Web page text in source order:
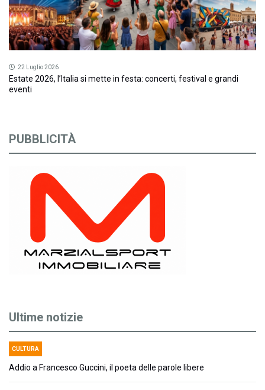
22 Luglio 2026
Estate 2026, l’Italia si mette in festa: concerti, festival e grandi
eventi
PUBBLICITÀ
Ultime notizie
CULTURA
Addio a Francesco Guccini, il poeta delle parole libere